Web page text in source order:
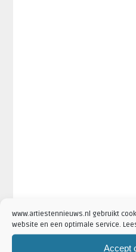
www.artiestennieuws.nl gebruikt
website en een optimale service.
Accept